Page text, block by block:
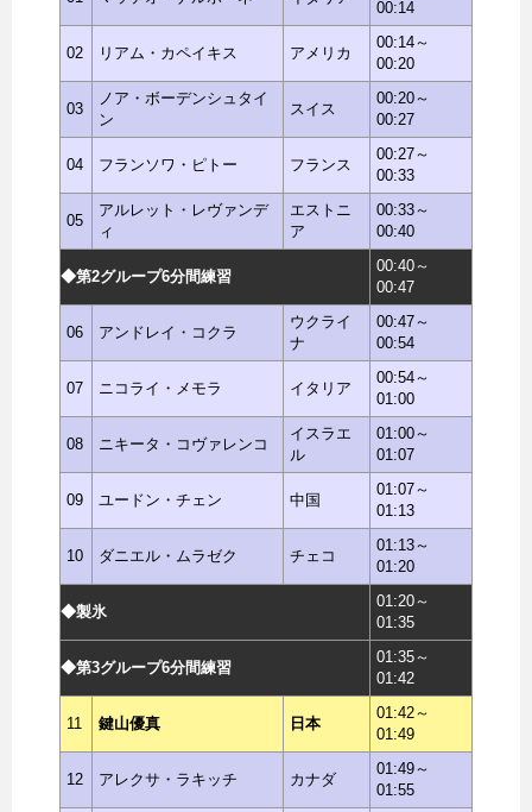
00:14
02 リアム・カペイキス アメリカ
00:14～
00:20
03
ノア・ボーデンシュタイ
ン
スイス
00:20～
00:27
04 フランソワ・ピトー フランス
00:27～
00:33
05
アルレット・レヴァンデ
ィ
エストニ
ア
00:33～
00:40
◆第2グループ6分間練習
00:40～
00:47
06 アンドレイ・コクラ
ウクライ
ナ
00:47～
00:54
07 ニコライ・メモラ イタリア
00:54～
01:00
08 ニキータ・コヴァレンコ
イスラエ
ル
01:00～
01:07
09 ユードン・チェン 中国
01:07～
01:13
10 ダニエル・ムラゼク チェコ
01:13～
01:20
◆製氷
01:20～
01:35
◆第3グループ6分間練習
01:35～
01:42
11 鍵山優真 日本
01:42～
01:49
12 アレクサ・ラキッチ カナダ
01:49～
01:55